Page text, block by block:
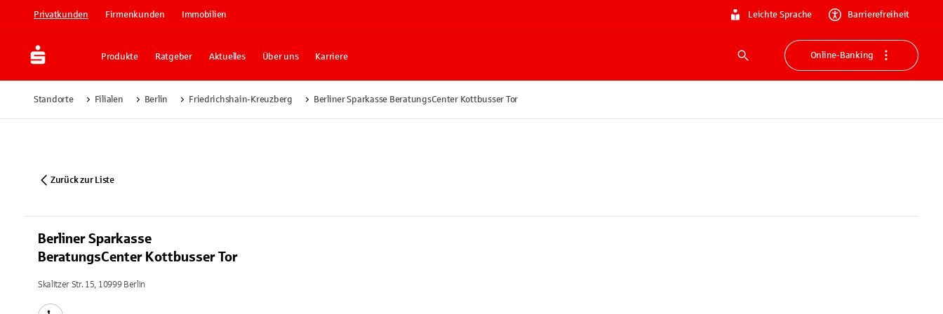
Privatkunden Firmenkunden Immobilien Leichte Sprache Barrierefreiheit
Produkte Ratgeber Aktuelles Über uns Karriere
Suche
Online-Banking
Standorte Filialen Berlin Friedrichshain-Kreuzberg Berliner Sparkasse BeratungsCenter Kottbusser Tor
Zurück zur Liste
Berliner Sparkasse
BeratungsCenter Kottbusser Tor
Skalitzer Str. 15, 10999 Berlin